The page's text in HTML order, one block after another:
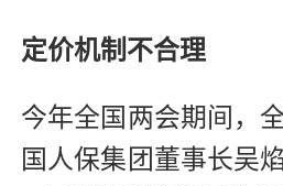
定价机制不合理
今年全国两会期间，
国人保集团董事长吴